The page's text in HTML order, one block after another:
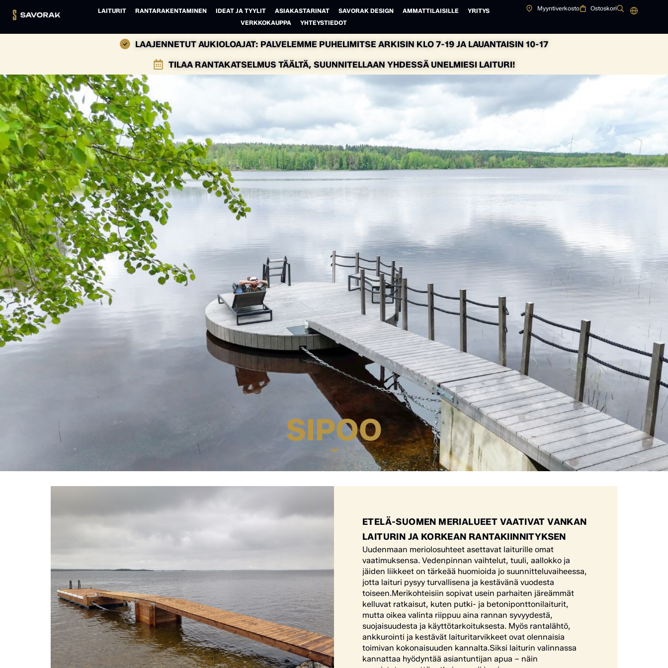
LAITURIT RANTARAKENTAMINEN IDEAT JA TYYLIT ASIAKASTARINAT SAVORAK DESIGN AMMATTILAISILLE
YRITYS
VERKKOKAUPPA
YHTEYSTIEDOT
Myyntiverkosto Ostoskori
LAAJENNETUT AUKIOLOAJAT: PALVELEMME PUHELIMITSE ARKISIN KLO 7-19 JA LAUANTAISIN 10-17
TILAA RANTAKATSELMUS TÄÄLTÄ, SUUNNITELLAAN YHDESSÄ UNELMIESI LAITURI!
SIPOO
ETELÄ-SUOMEN MERIALUEET VAATIVAT VANKAN
LAITURIN JA KORKEAN RANTAKIINNITYKSEN
Uudenmaan meriolosuhteet asettavat laiturille omat
vaatimuksensa. Vedenpinnan vaihtelut, tuuli, aallokko ja
jäiden liikkeet on tärkeää huomioida jo suunnitteluvaiheessa,
jotta laituri pysyy turvallisena ja kestävänä vuodesta
toiseen.Merikohteisiin sopivat usein parhaiten järeämmät
kelluvat ratkaisut, kuten putki- ja betoniponttonilaiturit,
mutta oikea valinta riippuu aina rannan syvyydestä,
suojaisuudesta ja käyttötarkoituksesta. Myös rantalähtö,
ankkurointi ja kestävät laituritarvikkeet ovat olennaisia
toimivan kokonaisuuden kannalta.Siksi laiturin valinnassa
kannattaa hyödyntää asiantuntijan apua – näin